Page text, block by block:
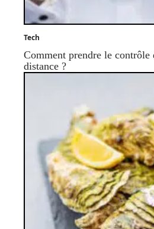
Tech
Comment prendre le contrôle
distance ?